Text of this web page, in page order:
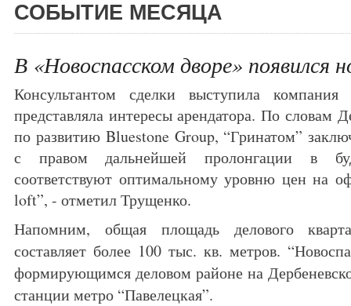
СОБЫТИЕ МЕСЯЦА
В «Новоспасском дворе» появился
Консультантом сделки выступила
представляла интересы арендатора. По словам
по развитию Bluestone Group, “Гринатом”
с правом дальнейшей пролонгации в
соответствуют оптимальному уровню цен на
loft”, - отметил Трущенко.
Напомним, общая площадь делового
составляет более 100 тыс. кв. метров.
формирующимся деловом районе на
станции метро “Павелецкая”.